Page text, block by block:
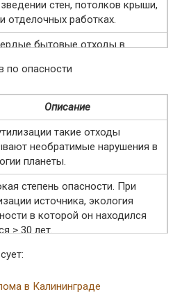
стен, потолков крыши,
отделочных работках.
бытовые отходы в
мусорные полигоны.
остается ориентировочно
процентов ТБО
на производстве могут
на опасные
и инертные. В первом
требуется утилизация.
вывозятся на
полигоны.
по опасности
Описание
такие отходы
необратимые нарушения в
планеты.
степень опасности. При
источника, экология
в которой он находился
> 30 лет.
после ликвидации
в Калининграде